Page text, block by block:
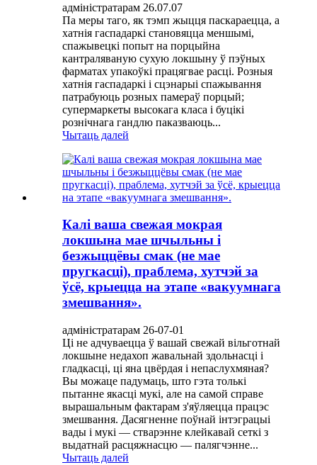
адміністратарам 26.07.07
Па меры таго, як тэмп жыцця паскараецца, а
хатнія гаспадаркі становяцца меншымі,
спажывецкі попыт на порцыйна
кантраляваную сухую локшыну ў пэўных
фарматах упакоўкі працягвае расці. Розныя
хатнія гаспадаркі і сцэнарыі спажывання
патрабуюць розных памераў порцый;
супермаркеты высокага класа і буцікі
рознічнага гандлю паказваюць...
Чытаць далей
Калі ваша свежая мокрая
локшына мае шчыльны і
безжыццёвы смак (не мае
пругкасці), праблема, хутчэй за
ўсё, крыецца на этапе «вакуумнага
змешвання».
адміністратарам 26-07-01
Ці не адчуваецца ў вашай свежай вільготнай
локшыне недахоп жавальнай здольнасці і
гладкасці, ці яна цвёрдая і непаслухмяная?
Вы можаце падумаць, што гэта толькі
пытанне якасці мукі, але на самой справе
вырашальным фактарам з'яўляецца працэс
змешвання. Дасягненне поўнай інтэграцыі
вады і мукі — стварэнне клейкавай сеткі з
выдатнай расцяжнасцю — палягчэнне...
Чытаць далей